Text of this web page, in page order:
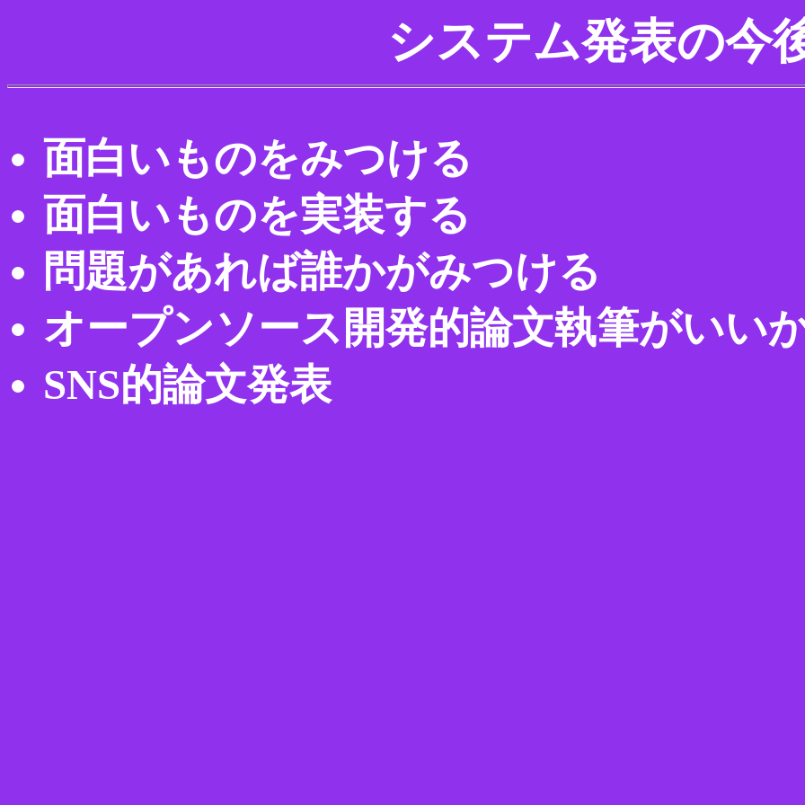
システム発表の今
面白いものをみつける
面白いものを実装する
問題があれば誰かがみつける
オープンソース開発的論文執筆がいい
SNS的論文発表